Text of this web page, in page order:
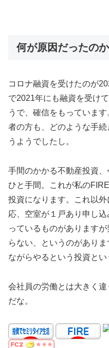
何が原因だったのか
コロナ融資を受けたのが
で2021年にも融資を受け
うで、確信をもっていま
者の方も、どのような手
うようでしたし。
手間のかかる不動産投資
ひと手間。これが私の
投資になります。これ以
応、空室が１戸あり申し
っているものがあります
らない、というのがあり
ながらやるという投資とい
会社員の労働とは大きく
だな。